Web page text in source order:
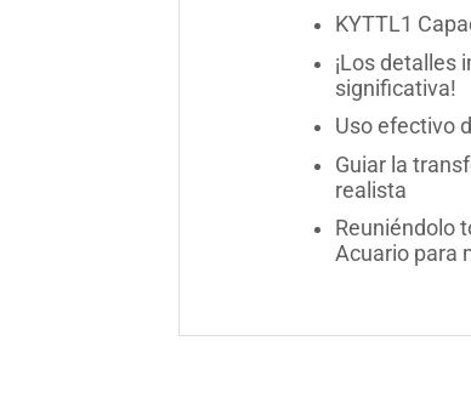
KYTTL1
¡Los detalles
significativa!
Uso efectivo
Guiar la
realista
Reuniéndolo
Acuario para